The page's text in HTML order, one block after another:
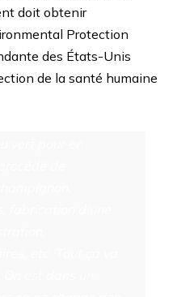
doit obtenir
Protection
des États-Unis
de la santé humaine